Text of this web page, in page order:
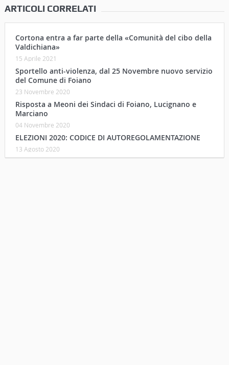
ARTICOLI CORRELATI
Cortona entra a far parte della «Comunità del cibo della
Valdichiana»
15 Aprile 2021
Sportello anti-violenza, dal 25 Novembre nuovo servizio
del Comune di Foiano
23 Novembre 2020
Risposta a Meoni dei Sindaci di Foiano, Lucignano e
Marciano
04 Novembre 2020
ELEZIONI 2020: CODICE DI AUTOREGOLAMENTAZIONE
13 Agosto 2020